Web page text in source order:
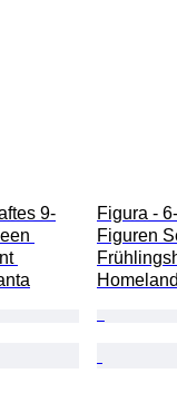
9-
Figura -
Figuren